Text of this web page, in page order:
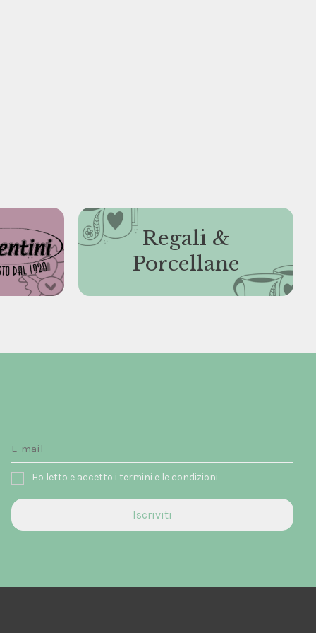
Regali &
Porcellane
Ho letto e accetto i termini e le condizioni